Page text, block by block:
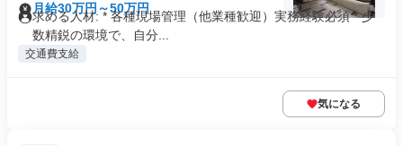
月給30万円～50万円
求める人材: * 各種現場管理（他業種歓迎）実務経験必須 * 少
数精鋭の環境で、自分...
交通費支給
気になる